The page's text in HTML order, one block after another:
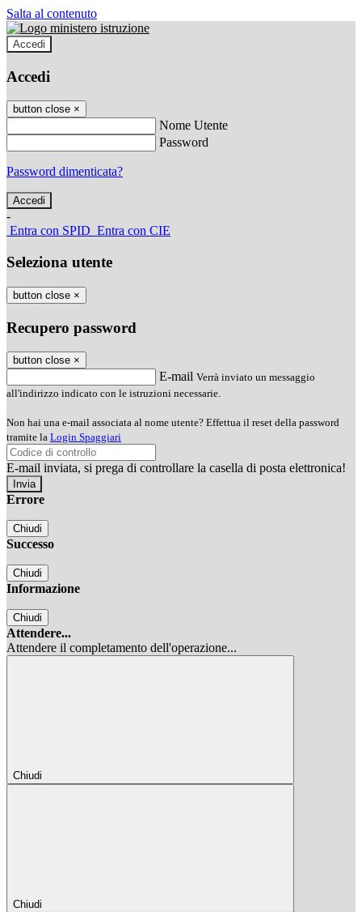
Salta al contenuto
Accedi
Accedi
button close ×
Nome Utente
Password
Password dimenticata?
-
Entra con SPID Entra con CIE
Seleziona utente
button close ×
Recupero password
button close ×
E-mail Verrà inviato un messaggio
all'indirizzo indicato con le istruzioni necessarie.
Non hai una e-mail associata al nome utente? Effettua il reset della password
tramite la Login Spaggiari
E-mail inviata, si prega di controllare la casella di posta elettronica!
Errore
Chiudi
Successo
Chiudi
Informazione
Chiudi
Attendere...
Attendere il completamento dell'operazione...
Chiudi
Chiudi